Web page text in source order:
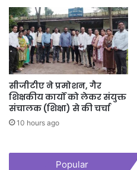
सीजीटीए ने प्रमोशन, गैर
शिक्षकीय कार्यों को लेकर संयुक्त
संचालक (शिक्षा) से की चर्चा
10 hours ago
Popular